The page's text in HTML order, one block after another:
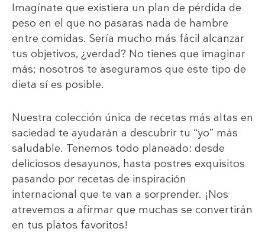
Imagínate que existiera un plan de pérdida de
peso en el que no pasaras nada de hambre
entre comidas. Sería mucho más fácil alcanzar
tus objetivos, ¿verdad? No tienes que imaginar
más; nosotros te aseguramos que este tipo de
dieta sí es posible.
Nuestra colección única de recetas más altas en
saciedad te ayudarán a descubrir tu “yo” más
saludable. Tenemos todo planeado: desde
deliciosos desayunos, hasta postres exquisitos
pasando por recetas de inspiración
internacional que te van a sorprender. ¡Nos
atrevemos a afirmar que muchas se convertirán
en tus platos favoritos!